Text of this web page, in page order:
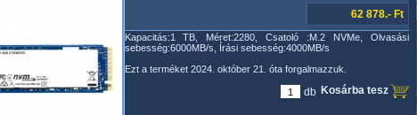
62 878.- Ft
Kapacitás:1 TB, Méret:2280, Csatoló :M.2 NVMe, Olvasási
sebesség:6000MB/s, Írási sebesség:4000MB/s
Ezt a terméket 2024. október 21. óta forgalmazzuk.
db Kosárba tesz